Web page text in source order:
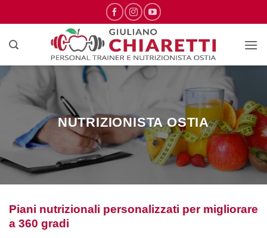
ai
NUTRIZIONISTA OSTIA
Piani nutrizionali personalizzati per migliorare
a 360 gradi